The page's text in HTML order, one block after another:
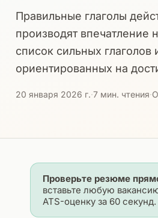
Правильные глаголы
производят впечатление
список сильных глаголов
ориентированных на
20 января 2026 г.·7 мин. чтения·
Проверьте резюме
вставьте любую
ATS-оценку за 60 секунд.